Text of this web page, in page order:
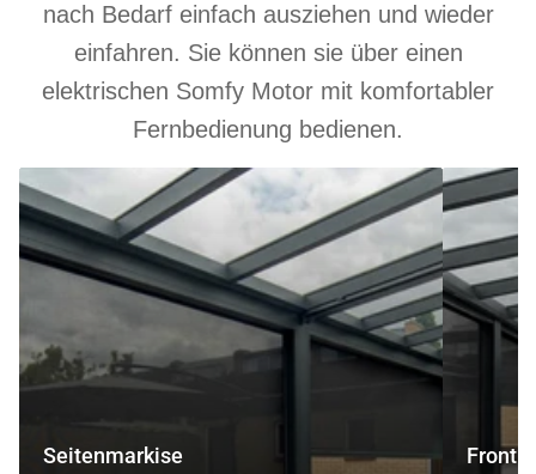
nach Bedarf einfach ausziehen und wieder
einfahren. Sie können sie über einen
elektrischen Somfy Motor mit komfortabler
Fernbedienung bedienen.
Seitenmarkise
Seitenmarkise